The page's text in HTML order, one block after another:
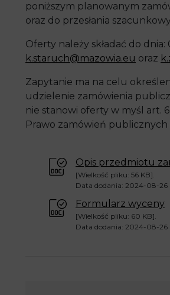
poniższym planowanym
oraz do przesłania
Oferty należy składać do
k.staruch@mazowia.eu oraz
Zapytanie ma na celu
udzielenie zamówienia
nie stanowi oferty w myśl art.
Prawo zamówień publicznych
Opis przedmiotu
[Wielkość pliku: 56 KB].
Data dodania: 2024-08-26
Formularz wyceny
[Wielkość pliku: 60 KB].
Data dodania: 2024-08-26